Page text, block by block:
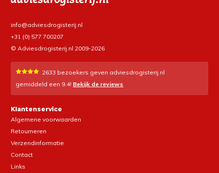
info@adviesdrogisterij.nl
+31 (0) 577 700207
© Adviesdrogisterij.nl 2009-2026
2633 bezoekers geven adviesdrogisterij.nl
gemiddeld een 9.4! Bekijk de reviews
Klantenservice
Algemene voorwaarden
Retourneren
Verzendinformatie
Contact
Links